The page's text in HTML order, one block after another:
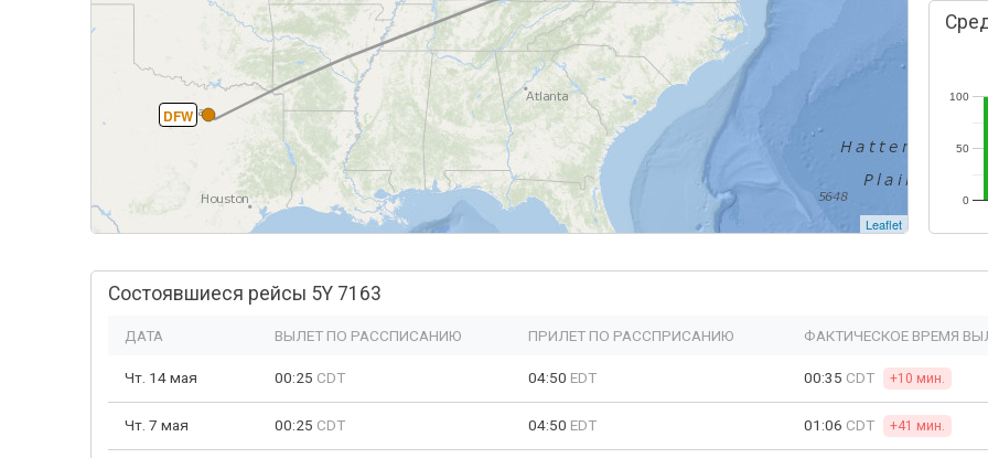
DFW
Leaflet
0
50
100
Состоявшиеся рейсы 5Y 7163
ДАТА ВЫЛЕТ ПО РАССПИСАНИЮ ПРИЛЕТ ПО РАССПРИСАНИЮ ФАКТИЧЕСКОЕ ВРЕМЯ
Чт. 14 мая 00:25 CDT 04:50 EDT 00:35 CDT +10 мин.
Чт. 7 мая 00:25 CDT 04:50 EDT 01:06 CDT +41 мин.